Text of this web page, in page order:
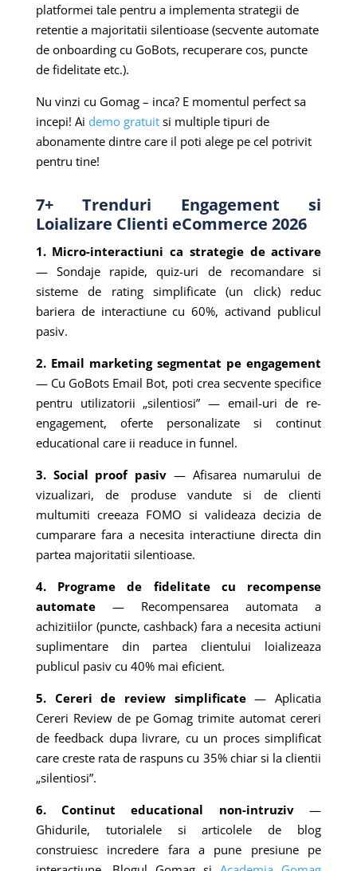
platformei tale pentru a implementa strategii de
retentie a majoritatii silentioase (secvente automate
de onboarding cu GoBots, recuperare cos, puncte
de fidelitate etc.).
Nu vinzi cu Gomag – inca? E momentul perfect sa
incepi! Ai demo gratuitsi multiple tipuri de
abonamente dintre care il poti alege pe cel potrivit
pentru tine!
7+ Trenduri Engagement si
Loializare Clienti eCommerce 2026
1. Micro-interactiuni ca strategie de activare
— Sondaje rapide, quiz-uri de recomandare si
sisteme de rating simplificate (un click) reduc
bariera de interactiune cu 60%, activand publicul
pasiv.
2. Email marketing segmentat pe engagement
— Cu GoBots Email Bot, poti crea secvente specifice
pentru utilizatorii „silentiosi” — email-uri de re-
engagement, oferte personalizate si continut
educational care ii readuce in funnel.
3. Social proof pasiv — Afisarea numarului de
vizualizari, de produse vandute si de clienti
multumiti creeaza FOMO si valideaza decizia de
cumparare fara a necesita interactiune directa din
partea majoritatii silentioase.
4. Programe de fidelitate cu recompense
automate— Recompensarea automata a
achizitiilor (puncte, cashback) fara a necesita actiuni
suplimentare din partea clientului loializeaza
publicul pasiv cu 40% mai eficient.
5. Cereri de review simplificate— Aplicatia
Cereri Review de pe Gomag trimite automat cereri
de feedback dupa livrare, cu un proces simplificat
care creste rata de raspuns cu 35% chiar si la clientii
„silentiosi”.
6. Continut educational non-intruziv—
Ghidurile, tutorialele si articolele de blog
construiesc incredere fara a pune presiune pe